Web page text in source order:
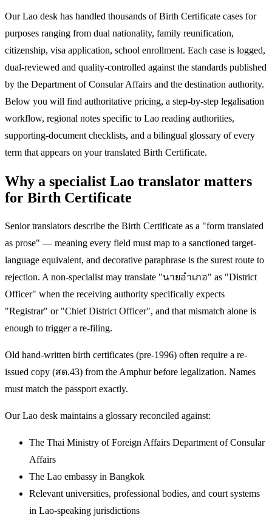
Our Lao desk has handled thousands of Birth Certificate cases for
purposes ranging from dual nationality, family reunification,
citizenship, visa application, school enrollment. Each case is logged,
dual-reviewed and quality-controlled against the standards published
by the Department of Consular Affairs and the destination authority.
Below you will find authoritative pricing, a step-by-step legalisation
workflow, regional notes specific to Lao reading authorities,
supporting-document checklists, and a bilingual glossary of every
term that appears on your translated Birth Certificate.
Why a specialist Lao translator matters
for Birth Certificate
Senior translators describe the Birth Certificate as a "form translated
as prose" — meaning every field must map to a sanctioned target-
language equivalent, and decorative paraphrase is the surest route to
rejection. A non-specialist may translate "นายอำเภอ" as "District
Officer" when the receiving authority specifically expects
"Registrar" or "Chief District Officer", and that mismatch alone is
enough to trigger a re-filing.
Old hand-written birth certificates (pre-1996) often require a re-
issued copy (สด.43) from the Amphur before legalization. Names
must match the passport exactly.
Our Lao desk maintains a glossary reconciled against:
The Thai Ministry of Foreign Affairs Department of Consular
Affairs
The Lao embassy in Bangkok
Relevant universities, professional bodies, and court systems
in Lao-speaking jurisdictions